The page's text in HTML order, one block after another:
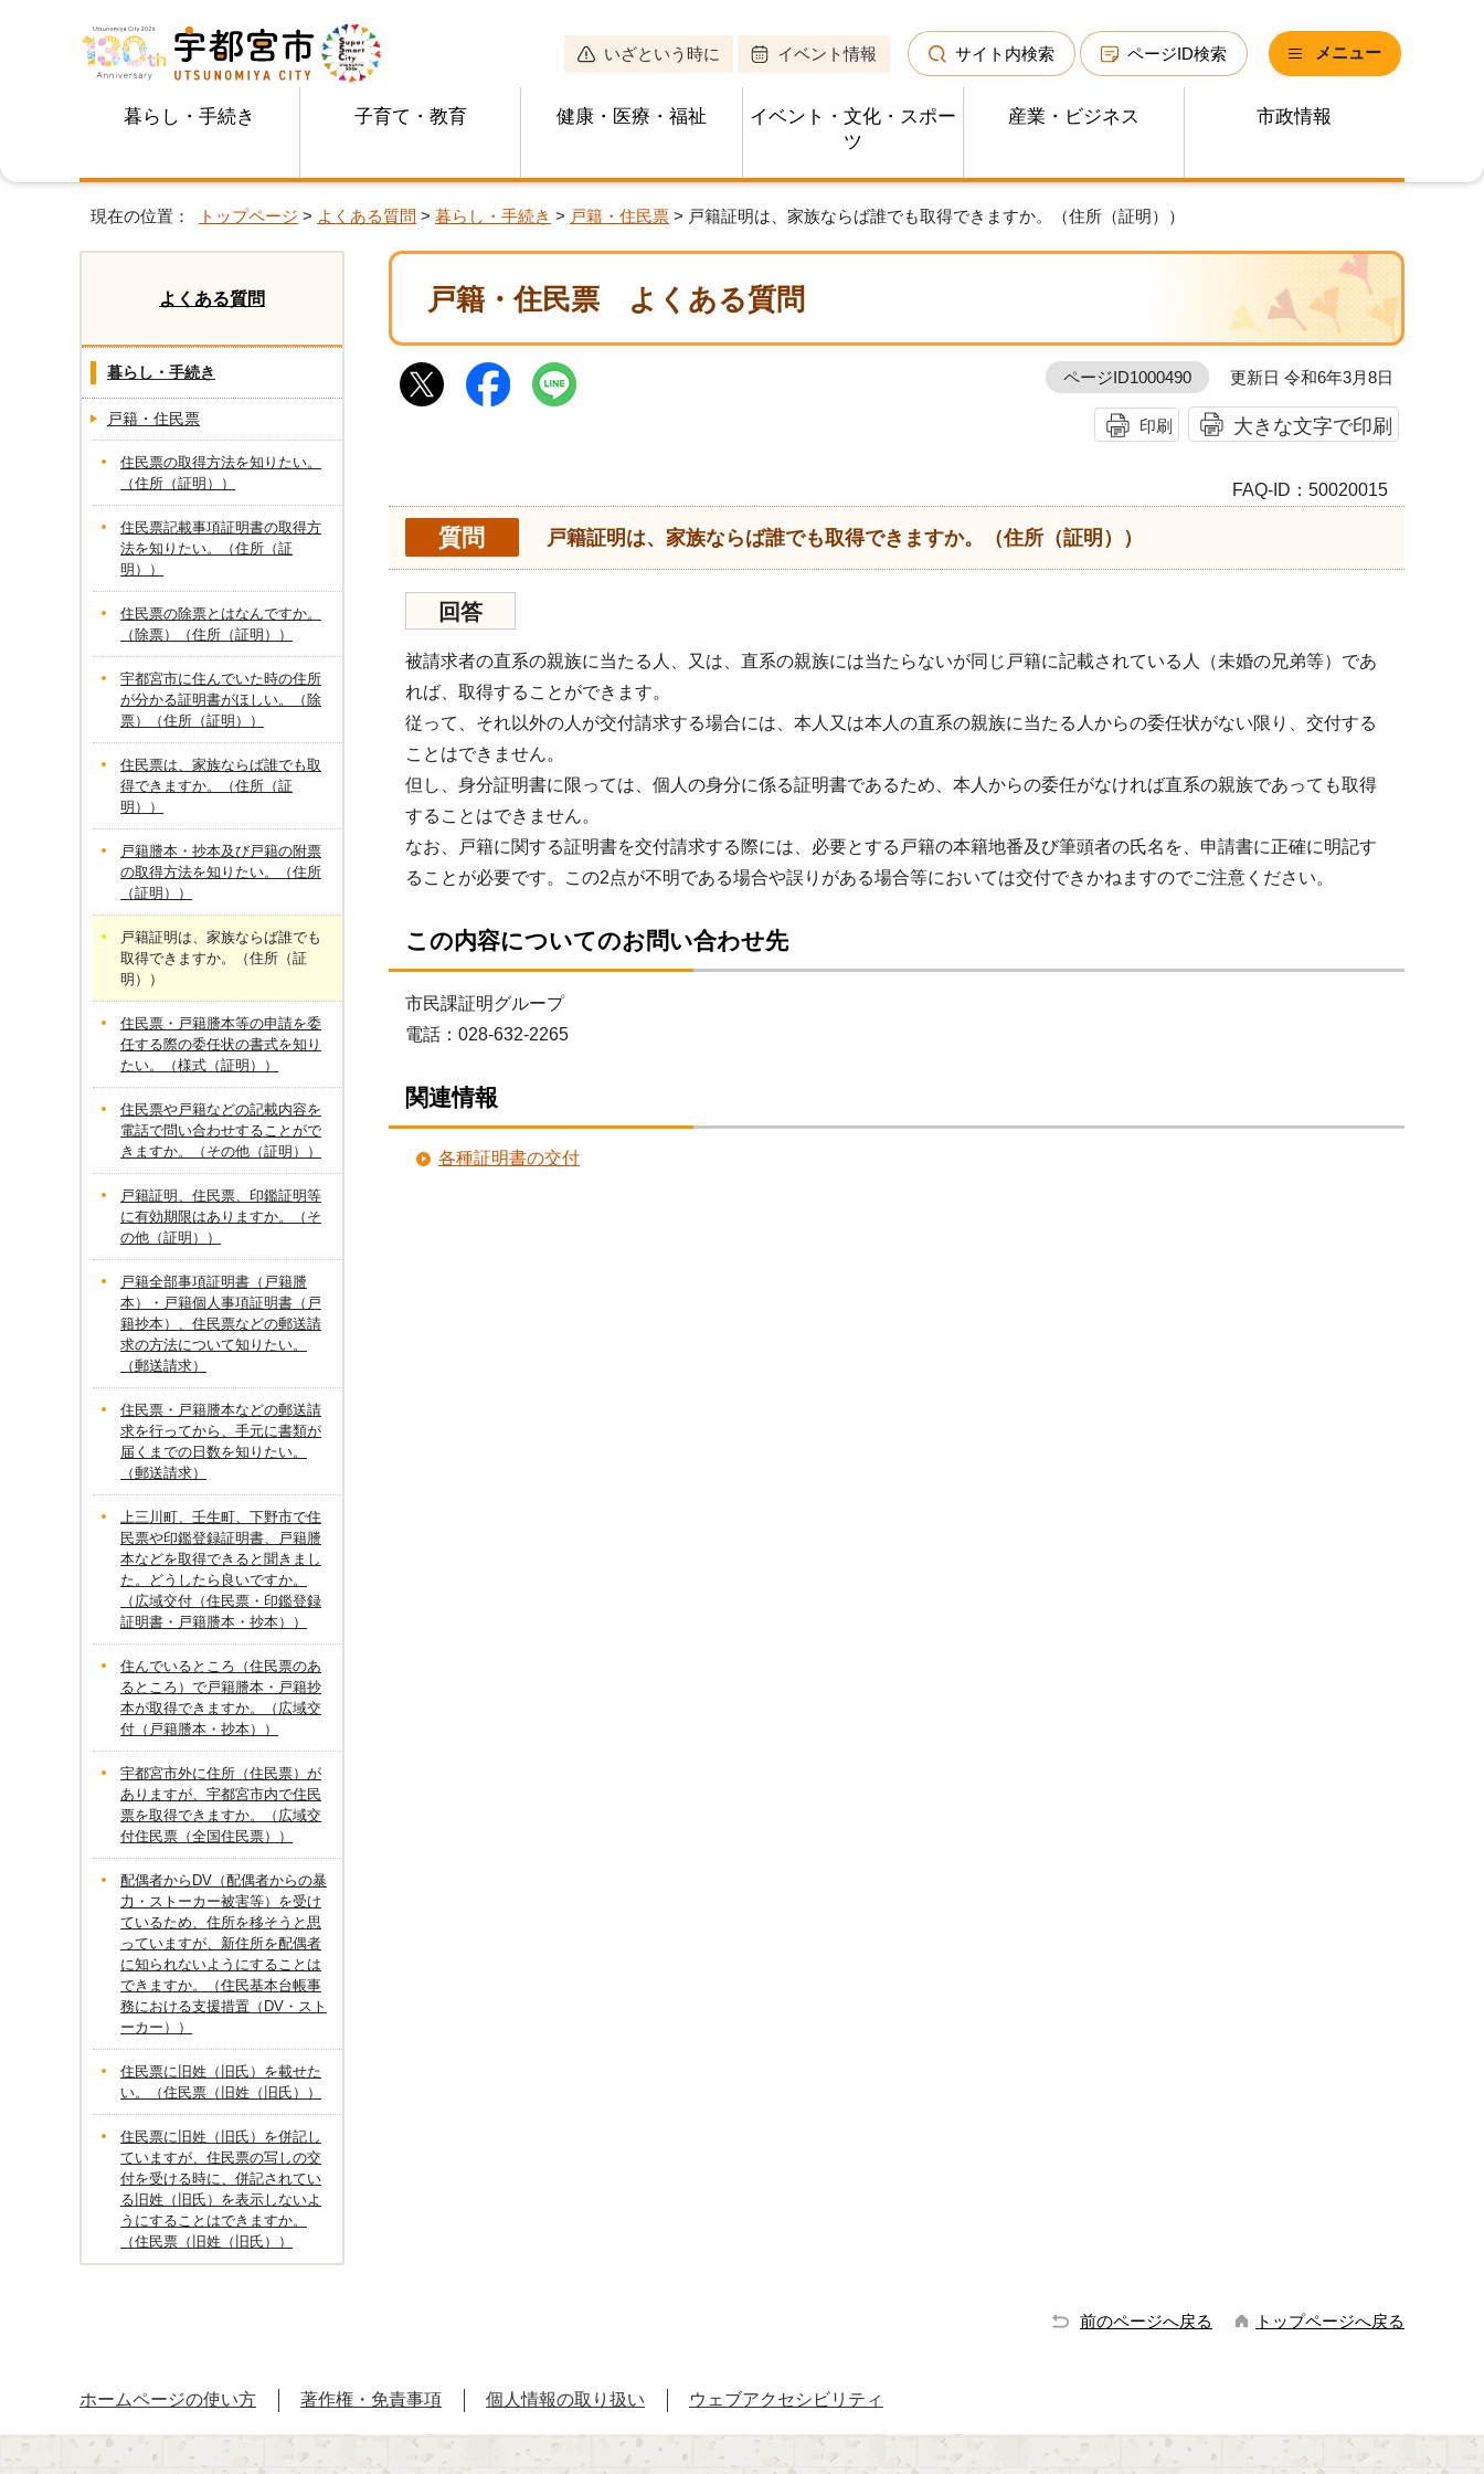
いざという時に イベント情報 サイト内検索 ページID検索 メニュー
暮らし・手続き 子育て・教育 健康・医療・福祉
イベント・文化・スポー
ツ
産業・ビジネス 市政情報
現在の位置： トップページ > よくある質問 > 暮らし・手続き > 戸籍・住民票 > 戸籍証明は、家族ならば誰でも取得できますか。（住所（証明））
戸籍・住民票 よくある質問
ページID1000490 更新日 令和6年3月8日
印刷 大きな文字で印刷
FAQ-ID：50020015
質問 戸籍証明は、家族ならば誰でも取得できますか。（住所（証明））
回答
被請求者の直系の親族に当たる人、又は、直系の親族には当たらないが同じ戸籍に記載されている人（未婚の兄弟等）であ
れば、取得することができます。
従って、それ以外の人が交付請求する場合には、本人又は本人の直系の親族に当たる人からの委任状がない限り、交付する
ことはできません。
但し、身分証明書に限っては、個人の身分に係る証明書であるため、本人からの委任がなければ直系の親族であっても取得
することはできません。
なお、戸籍に関する証明書を交付請求する際には、必要とする戸籍の本籍地番及び筆頭者の氏名を、申請書に正確に明記す
ることが必要です。この2点が不明である場合や誤りがある場合等においては交付できかねますのでご注意ください。
この内容についてのお問い合わせ先
市民課証明グループ
電話：028-632-2265
関連情報
各種証明書の交付
よくある質問
暮らし・手続き
戸籍・住民票
住民票の取得方法を知りたい。
（住所（証明））
住民票記載事項証明書の取得方
法を知りたい。（住所（証
明））
住民票の除票とはなんですか。
（除票）（住所（証明））
宇都宮市に住んでいた時の住所
が分かる証明書がほしい。（除
票）（住所（証明））
住民票は、家族ならば誰でも取
得できますか。（住所（証
明））
戸籍謄本・抄本及び戸籍の附票
の取得方法を知りたい。（住所
（証明））
戸籍証明は、家族ならば誰でも
取得できますか。（住所（証
明））
住民票・戸籍謄本等の申請を委
任する際の委任状の書式を知り
たい。（様式（証明））
住民票や戸籍などの記載内容を
電話で問い合わせすることがで
きますか。（その他（証明））
戸籍証明、住民票、印鑑証明等
に有効期限はありますか。（そ
の他（証明））
戸籍全部事項証明書（戸籍謄
本）・戸籍個人事項証明書（戸
籍抄本）、住民票などの郵送請
求の方法について知りたい。
（郵送請求）
住民票・戸籍謄本などの郵送請
求を行ってから、手元に書類が
届くまでの日数を知りたい。
（郵送請求）
上三川町、壬生町、下野市で住
民票や印鑑登録証明書、戸籍謄
本などを取得できると聞きまし
た。どうしたら良いですか。
（広域交付（住民票・印鑑登録
証明書・戸籍謄本・抄本））
住んでいるところ（住民票のあ
るところ）で戸籍謄本・戸籍抄
本が取得できますか。（広域交
付（戸籍謄本・抄本））
宇都宮市外に住所（住民票）が
ありますが、宇都宮市内で住民
票を取得できますか。（広域交
付住民票（全国住民票））
配偶者からDV（配偶者からの暴
力・ストーカー被害等）を受け
ているため、住所を移そうと思
っていますが、新住所を配偶者
に知られないようにすることは
できますか。（住民基本台帳事
務における支援措置（DV・スト
ーカー））
住民票に旧姓（旧氏）を載せた
い。（住民票（旧姓（旧氏））
住民票に旧姓（旧氏）を併記し
ていますが、住民票の写しの交
付を受ける時に、併記されてい
る旧姓（旧氏）を表示しないよ
うにすることはできますか。
（住民票（旧姓（旧氏））
前のページへ戻る トップページへ戻る
ホームページの使い方 著作権・免責事項 個人情報の取り扱い ウェブアクセシビリティ